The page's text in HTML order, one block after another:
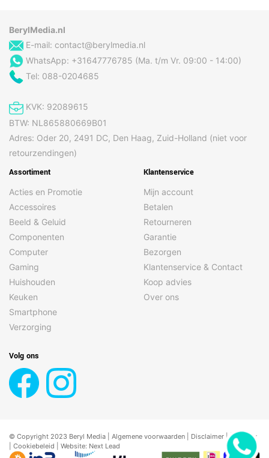
BerylMedia.nl
E-mail: contact@berylmedia.nl
WhatsApp: +31647776785 (Ma. t/m Vr. 09:00 - 14:00)
Tel: 088-0204685
KVK: 92089615
BTW: NL865880669B01
Adres: Oder 20, 2491 DC, Den Haag, Zuid-Holland (niet voor
retourzendingen)
Assortiment
Acties en Promotie
Accessoires
Beeld & Geluid
Componenten
Computer
Gaming
Huishouden
Keuken
Smartphone
Verzorging
Klantenservice
Mijn account
Betalen
Retourneren
Garantie
Bezorgen
Klantenservice & Contact
Koop advies
Over ons
Volg ons
© Copyright 2023 Beryl Media | Algemene voorwaarden Disclaimer | |Privacy
Cookiebeleid | Website: Next Lead